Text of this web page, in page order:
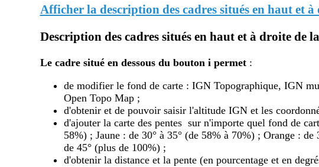
Afficher la description des cadres situés en haut et
Description des cadres situés en haut et à droite de
Le cadre situé en dessous du bouton i permet :
de modifier le fond de carte : IGN Topographique, IGN
Open Topo Map ;
d'obtenir et de pouvoir saisir l'altitude IGN et les
d'ajouter la carte des pentes sur n'importe quel fond de
58%) ; Jaune : de 30° à 35° (de 58% à 70%) ; Orange :
de 45° (plus de 100%) ;
d'obtenir la distance et la pente (en pourcentage et en